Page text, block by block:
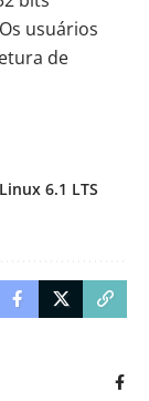
usuários
de
Linux 6.1 LTS